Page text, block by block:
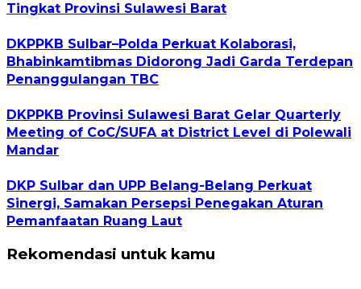
Tingkat Provinsi Sulawesi Barat
DKPPKB Sulbar–Polda Perkuat Kolaborasi,
Bhabinkamtibmas Didorong Jadi Garda Terdepan
Penanggulangan TBC
DKPPKB Provinsi Sulawesi Barat Gelar Quarterly
Meeting of CoC/SUFA at District Level di Polewali
Mandar
DKP Sulbar dan UPP Belang-Belang Perkuat
Sinergi, Samakan Persepsi Penegakan Aturan
Pemanfaatan Ruang Laut
Rekomendasi untuk kamu